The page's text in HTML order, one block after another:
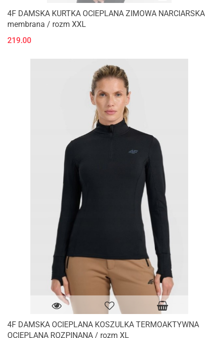
4F DAMSKA KURTKA OCIEPLANA ZIMOWA NARCIARSKA
membrana / rozm XXL
219.00
4F DAMSKA OCIEPLANA KOSZULKA TERMOAKTYWNA
OCIEPLANA ROZPINANA / rozm XL